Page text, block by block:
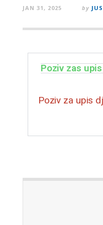
JAN 31, 2025 by
Poziv zas
Poziv za upis